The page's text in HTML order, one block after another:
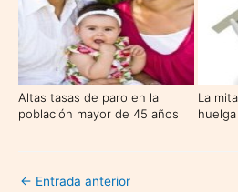
Altas tasas de paro en la
población mayor de 45 años
La
← Entrada anterior